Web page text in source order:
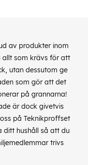
av produkter inom
allt som krävs för att
utan dessutom ge
som gör att det
på grannarna!
är dock givetvis
på Teknikproffset
ditt hushåll så att du
trivs